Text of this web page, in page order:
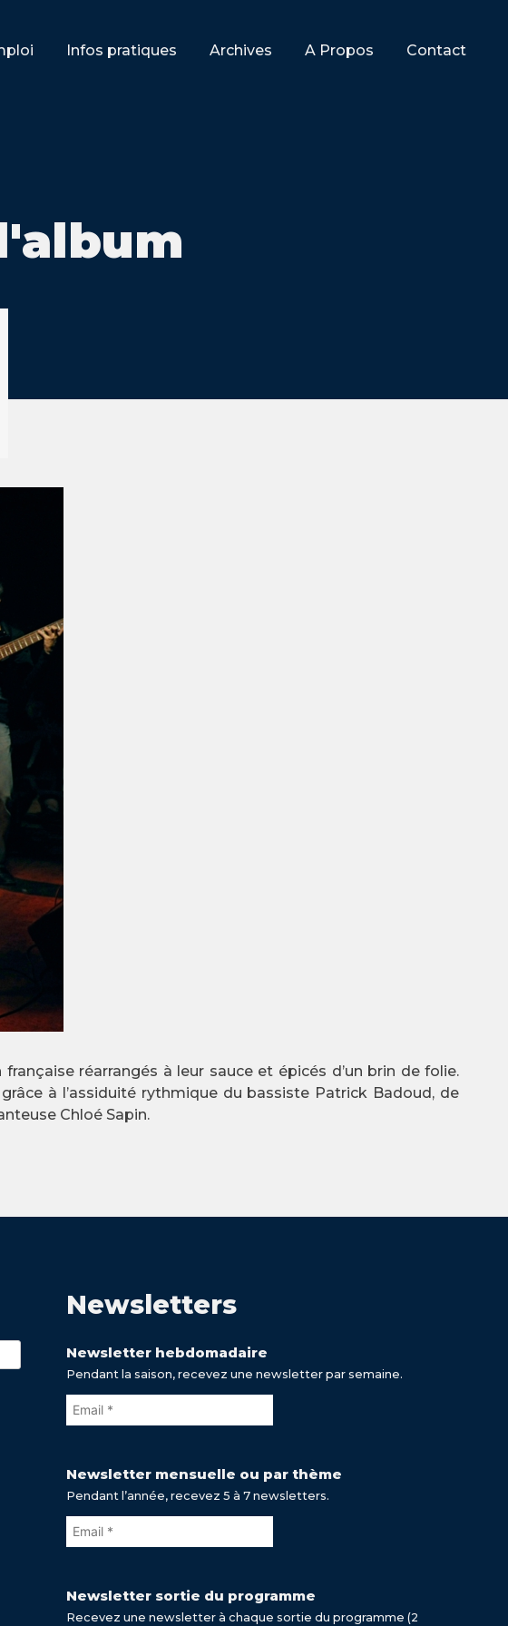
Infos pratiques Archives A Propos Contact
réarrangés à leur sauce et épicés d’un brin de folie.
à l’assiduité rythmique du bassiste Patrick Badoud, de
Chloé Sapin.
Newsletters
Newsletter hebdomadaire
Pendant la saison, recevez une newsletter par semaine.
Newsletter mensuelle ou par thème
Pendant l’année, recevez 5 à 7 newsletters.
Newsletter sortie du programme
Recevez une newsletter à chaque sortie du programme (2